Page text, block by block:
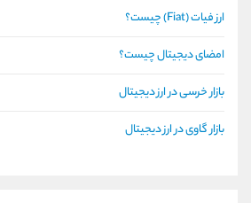
ارز فیات (Fiat) چیست؟
امضای دیجیتال چیست؟
بازار خرسی در ارز دیجیتال
بازار گاوی در ارز دیجیتال